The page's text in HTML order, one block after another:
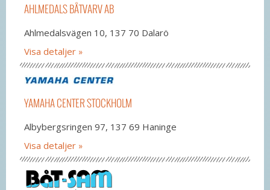
AHLMEDALS BÅTVARV AB
Ahlmedalsvägen 10, 137 70 Dalarö
Visa detaljer
YAMAHA CENTER STOCKHOLM
Albybergsringen 97, 137 69 Haninge
Visa detaljer